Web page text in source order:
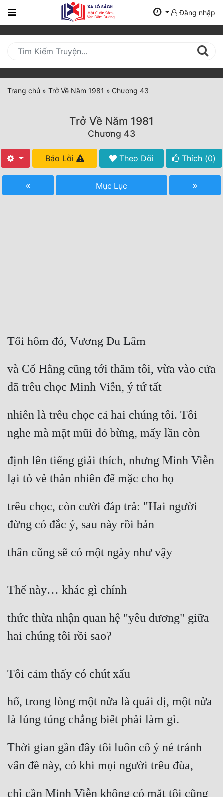
Trang
Mới
Cập
Nhật
(current)
Tất Cả
Truyện ngắn
Cung Đấu
Cạnh Kỹ
Cổ Tiên Hiệp
Du Hí
Dị Giới
Dị Năng
Gia Đấu
Góc Nhìn Nữ
Huyền Huyễn
Huyền Nghi
Hài Hước
Khoa Huyễn Không Gian
Kinh Dị
Kiếm Hiệp
Đăng nhập
Trang chủ » Trở Về Năm 1981 » Chương 43
Trở Về Năm 1981
Chương 43
Báo Lỗi Theo Dõi Thích (0)
Mục Lục
Tối hôm đó, Vương Du Lâm
và Cổ Hằng cũng tới thăm tôi, vừa vào cửa
đã trêu chọc Minh Viễn, ý tứ tất
nhiên là trêu chọc cả hai chúng tôi. Tôi
nghe mà mặt mũi đỏ bừng, mấy lần còn
định lên tiếng giải thích, nhưng Minh Viễn
lại tỏ vẻ thản nhiên để mặc cho họ
trêu chọc, còn cười đáp trả: "Hai người
đừng có đắc ý, sau này rồi bản
thân cũng sẽ có một ngày như vậy
Thế này… khác gì chính
thức thừa nhận quan hệ "yêu đương" giữa
hai chúng tôi rồi sao?
Tôi cảm thấy có chút xấu
hổ, trong lòng một nửa là quái dị, một nửa
là lúng túng chẳng biết phải làm gì.
Thời gian gần đây tôi luôn cố ý né tránh
vấn đề này, có khi mọi người trêu đùa,
chỉ cần Minh Viễn không có mặt tôi cũng